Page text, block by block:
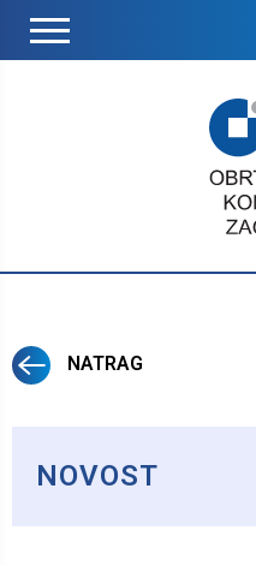
NATRAG
NOVOST